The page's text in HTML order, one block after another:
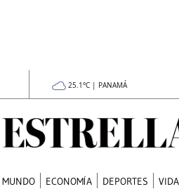
25.1°C | PANAMÁ
MUNDO ECONOMÍA DEPORTES